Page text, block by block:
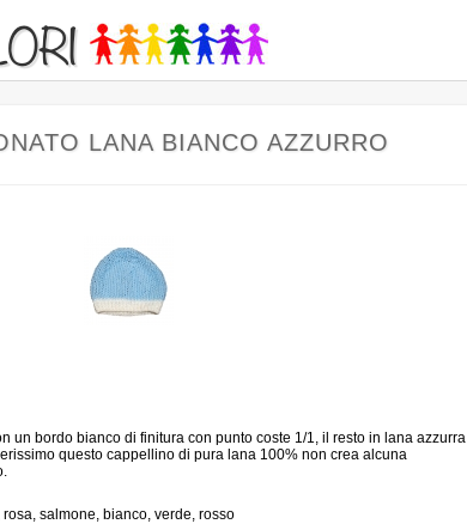
LANA BIANCO AZZURRO
un bordo bianco di finitura con punto coste 1/1, il resto in lana azzurra
questo cappellino di pura lana 100% non crea alcuna
salmone, bianco, verde, rosso